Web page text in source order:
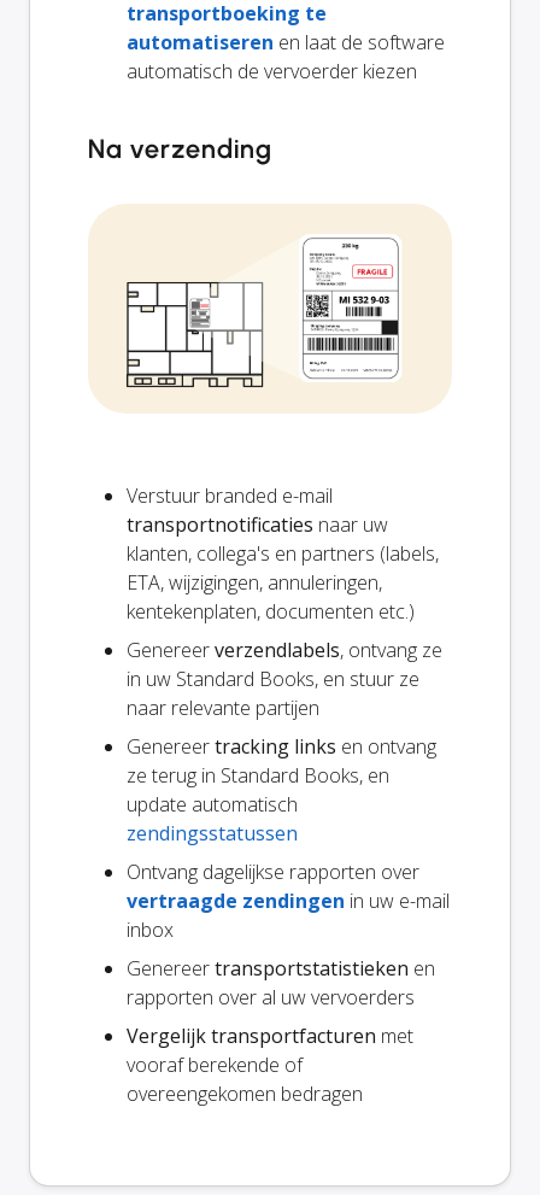
transportboeking te
automatiseren en laat de software
automatisch de vervoerder kiezen
Na verzending
Verstuur branded e-mail
transportnotificaties naar uw
klanten, collega's en partners (labels,
ETA, wijzigingen, annuleringen,
kentekenplaten, documenten etc.)
Genereerverzendlabels, ontvang ze
in uw Standard Books, en stuur ze
naar relevante partijen
Genereertracking links en ontvang
ze terug in Standard Books, en
update automatisch
zendingsstatussen
Ontvang dagelijkse rapporten over
vertraagde zendingen in uw e-mail
inbox
Genereertransportstatistieken en
rapporten over al uw vervoerders
Vergelijk transportfacturen met
vooraf berekende of
overeengekomen bedragen